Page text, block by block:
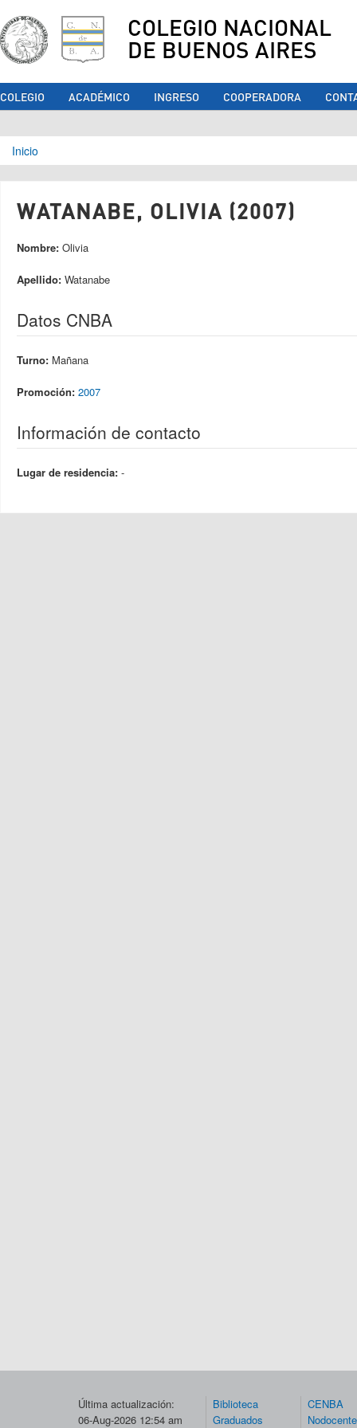
COLEGIO NACIONAL
DE BUENOS AIRES
COLEGIO ACADÉMICO INGRESO COOPERADORA
Se encuentra usted aquí
Inicio
WATANABE, OLIVIA (2007)
Nombre: Olivia
Apellido: Watanabe
Datos CNBA
Turno: Mañana
Promoción: 2007
Información de contacto
Lugar de residencia: -
Última actualización:
06-Aug-2026 12:54 am
Biblioteca
Graduados
CENBA